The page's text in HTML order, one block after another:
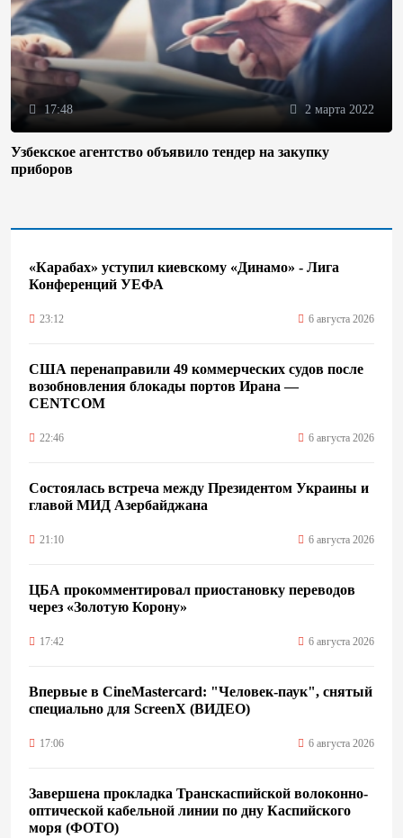
17:48 2 марта 2022
Узбекское агентство объявило тендер на закупку
приборов
«Карабах» уступил киевскому «Динамо» - Лига
Конференций УЕФА
23:12 6 августа 2026
США перенаправили 49 коммерческих судов после
возобновления блокады портов Ирана —
CENTCOM
22:46 6 августа 2026
Состоялась встреча между Президентом Украины и
главой МИД Азербайджана
21:10 6 августа 2026
ЦБА прокомментировал приостановку переводов
через «Золотую Корону»
17:42 6 августа 2026
Впервые в CineMastercard: "Человек-паук", снятый
специально для ScreenX (ВИДЕО)
17:06 6 августа 2026
Завершена прокладка Транскаспийской волоконно-
оптической кабельной линии по дну Каспийского
моря (ФОТО)